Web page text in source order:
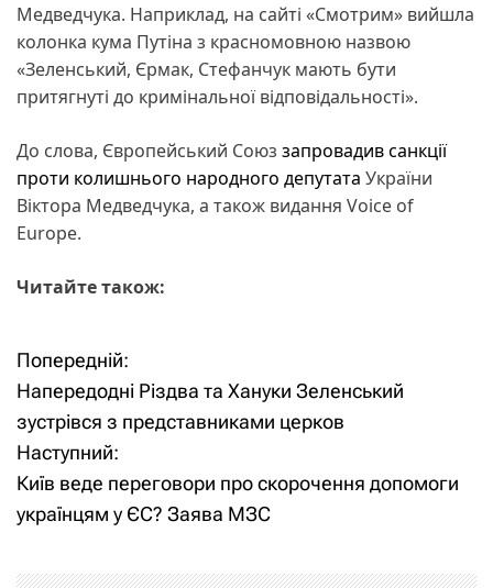
Медведчука. Наприклад, на сайті «Смотрим» вийшла
колонка кума Путіна з красномовною назвою
«Зеленський, Єрмак, Стефанчук мають бути
притягнуті до кримінальної відповідальності».
До слова, Європейський Союз запровадив санкції
проти колишнього народного депутата України
Віктора Медведчука, а також видання Voice of
Europe.
Читайте також:
Н
а
в
і
Попередній:
Напередодні Різдва та Хануки Зеленський
зустрівся з представниками церков
Наступний:
Київ веде переговори про скорочення допомоги
українцям у ЄС? Заява МЗС